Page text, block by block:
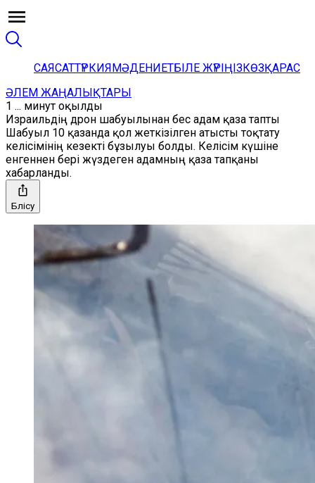
САЯСАТТҮРКИЯМӘДЕНИЕТБІЛЕ ЖҮРІҢІЗКӨЗҚАРАС
ӘЛЕМ ЖАҢАЛЫҚТАРЫ
1 ... минут оқылды
Израильдің дрон шабуылынан бес адам қаза тапты
Шабуыл 10 қазанда қол жеткізілген атысты тоқтату
келісімінің кезекті бұзылуы болды. Келісім күшіне
енгеннен бері жүздеген адамның қаза тапқаны
хабарланды.
Бөлісу